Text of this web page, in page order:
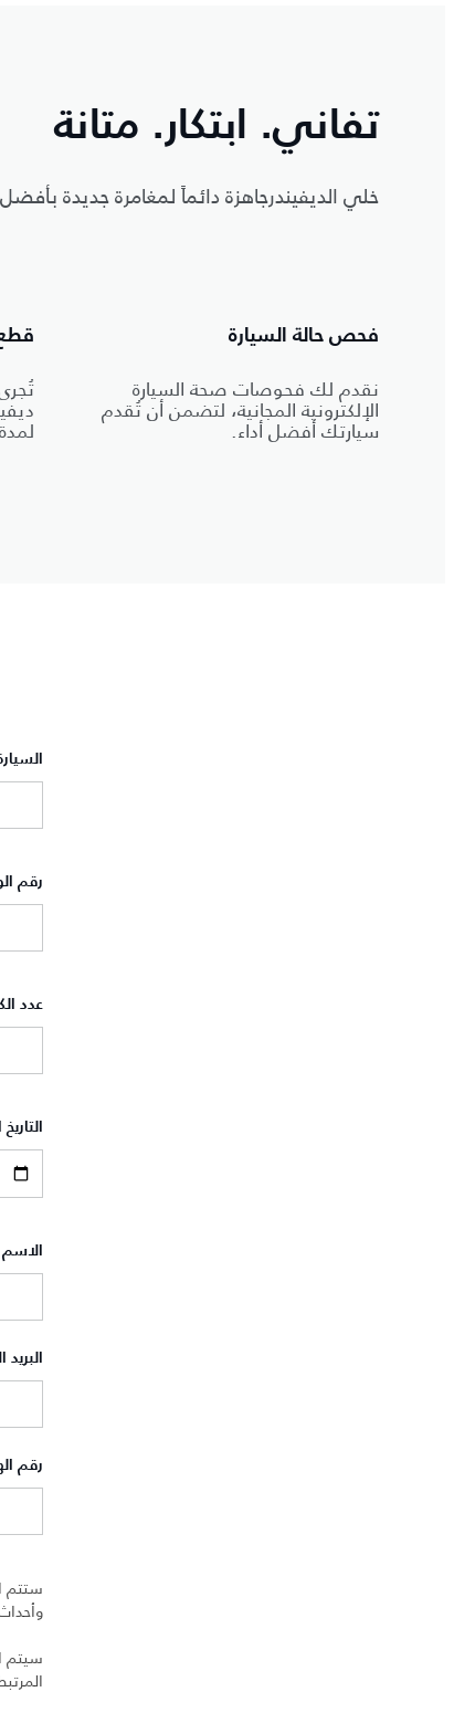
تفاني. ابتكار. متانة
خلي الديفيندرجاهزة دائماً لمغامرة جديدة
فحص حالة السيارة
نقدم لك فحوصات صحة السيارة
الإلكترونية المجانية، لتضمن أن تُقدم
سيارتك أفضل أداء.
قطع
لمدة 12 أو 24 شهراً.
رقم
عدد
رقم
ستتم
سيتم